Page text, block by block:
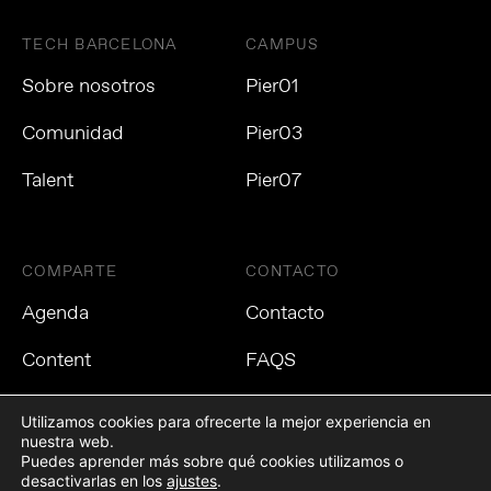
TECH BARCELONA
Sobre nosotros
Comunidad
Talent
CAMPUS
Pier01
Pier03
Pier07
COMPARTE
Agenda
Content
CONTACTO
Contacto
FAQS
Política de privacidad Política de cookies Aviso Legal
Utilizamos cookies para ofrecerte la mejor experiencia en
nuestra web.
Puedes aprender más sobre qué cookies utilizamos o
desactivarlas en los ajustes.